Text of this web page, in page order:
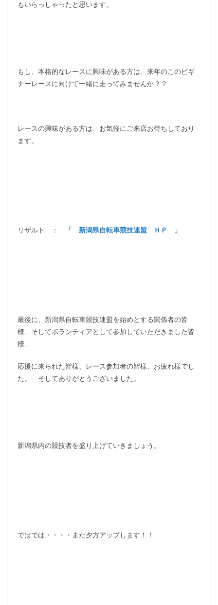
もいらっしゃったと思います。
もし、本格的なレースに興味がある方は、来年のこのビギ
ナーレースに向けて一緒に走ってみませんか？？
レースの興味がある方は、お気軽にご来店お待ちしており
ます。
リザルト ： 「 新潟県自転車競技連盟 ＨＰ 」
最後に、新潟県自転車競技連盟を始めとする関係者の皆
様、そしてボランティアとして参加していただきました皆
様、
応援に来られた皆様、レース参加者の皆様、お疲れ様でし
た。 そしてありがとうございました。
新潟県内の競技者を盛り上げていきましょう。
ではでは・・・・また夕方アップします！！